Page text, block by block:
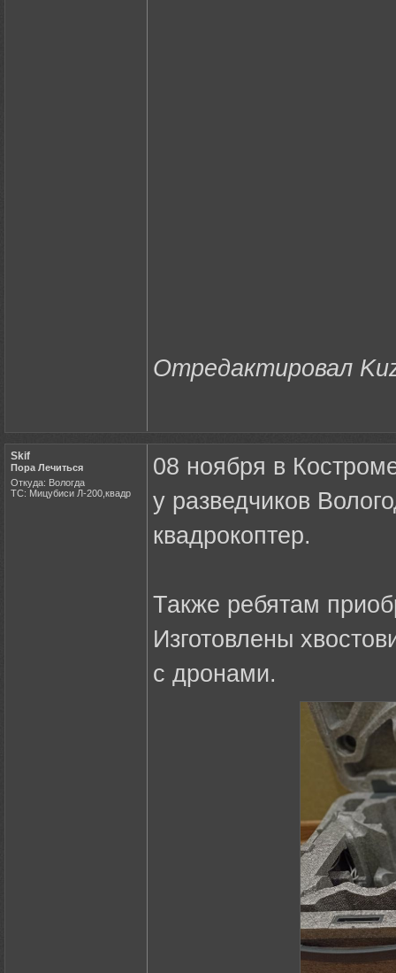
Отредактировал
Skif
Пора Лечиться
Откуда: Вологда
ТС: Мицубиси Л-200,квадр
08 ноября в
у разведчиков
квадрокоптер.
Также ребятам
Изготовлены
с дронами.